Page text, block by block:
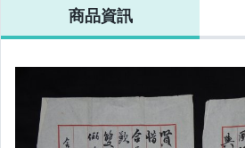
電腦、平板與周邊
運動、戶外與休閒
原創設計良品
居家、家具與園藝
商品資訊